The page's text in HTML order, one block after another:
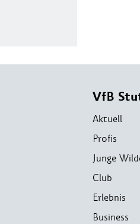
VfB
Aktuell
Profis
Junge
Club
Erlebnis
Business